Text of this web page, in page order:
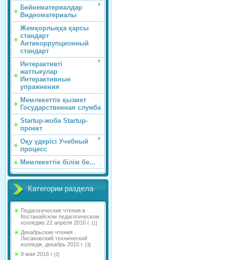
Бейнематериалдар
Видеоматериалы
Жемқорлыққа қарсы
стандарт
Антикоррупционный
стандарт
Интерактивті
жаттығулар
Интерактивные
упражнения
Мемлекеттік қызмет
Государственная служба
Startup-жоба Startup-
проект
Оқу үдерісі Учебный
процесс
Мемлекеттік білім бе...
Категории раздела
Педагогические чтения в
Костанайском педагогическом
колледже 22 апреля 2016 г. [1]
Декабрьские чтения .
Лисаковский технический
колледж, декабрь 2015 г. [3]
9 мая 2016 г [2]